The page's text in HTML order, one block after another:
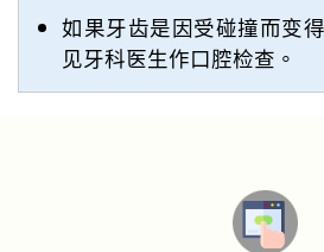
如果牙齿是因受碰撞而变
见牙科医生作口腔检查。